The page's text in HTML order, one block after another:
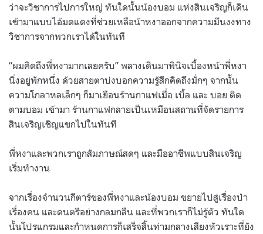
ว่าจะวิชาการไปการใหญ่ ทันใดนั้นน้องบอม แห่งสินเจริญก็เดิน
เข้ามาแบบไอ้มดแดงที่ช่วยเหลือน้าหงาออกจากความมึนงงทาง
วิชาการจากพวกเราได้ในทันที
“ผมคิดถึงพี่หงามากเลยครับ” พลางเดินมาพินิจเบื้องหน้าพี่หงา
นิ่งอยู่พักหนึ่ง ด้วยสายตาบ่งบอกความรู้สึกคิดถึงมั่กๆ จากนั้น
ความโกลาหลเล็กๆ ก็มาเยือนร้านกาแฟเมื่อ เบิ้ล และ บอย ติด
ตามบอม เข้ามา ร้านกาแฟกลายเป็นเหมือนสถานที่จัดรายการ
สินเจริญเชิญแขกไปในทันที
พี่หงาและพวกเราถูกสัมภาษณ์สดๆ และมืออาชีพแบบสินเจริญ
เริ่มทำงาน
จากเรื่องจำนวนกีตาร์ของพี่หงาและน้องบอม ขยายไปสู่เรื่องป่า
เรื่องคน และดนตรีอย่างกลมกลืน และที่พวกเราก็ไม่รู้ตัว ทันใด
นั้นโปรแกรมและกำหนดการก็เสร็จสิ้นท่ามกลางเสียงหัวเราะที่ยัง